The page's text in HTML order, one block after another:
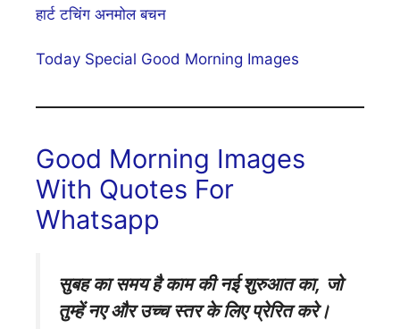
हार्ट टचिंग अनमोल बचन
Today Special Good Morning Images
Good Morning Images
With Quotes For
Whatsapp
सुबह का समय है काम की नई शुरुआत का, जो
तुम्हें नए और उच्च स्तर के लिए प्रेरित करे।